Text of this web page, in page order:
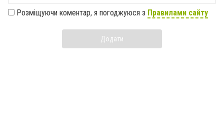
Розміщуючи коментар, я погоджуюся з Правилами сайту
Додати